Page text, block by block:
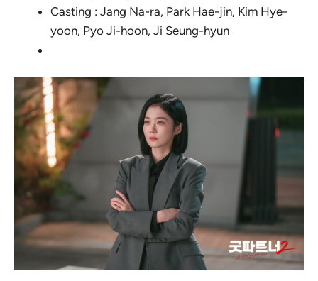
Casting : Jang Na-ra, Park Hae-jin, Kim Hye-
yoon, Pyo Ji-hoon, Ji Seung-hyun